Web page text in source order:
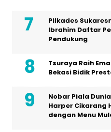
Pilkades
Ibrahim Daftar
Pendukung
Tsuraya Raih
Bekasi Bidik
Nobar Piala
Harper Cikarang
dengan Menu